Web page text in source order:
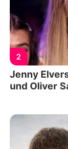
2
Jenny
und Oliver